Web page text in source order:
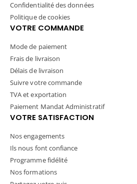
Confidentialité des données
Politique de cookies
VOTRE COMMANDE
Mode de paiement
Frais de livraison
Délais de livraison
Suivre votre commande
TVA et exportation
Paiement Mandat Administratif
VOTRE SATISFACTION
Nos engagements
Ils nous font confiance
Programme fidélité
Nos formations